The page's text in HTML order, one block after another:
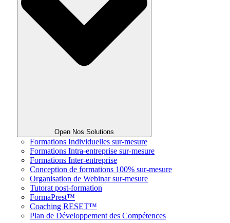
Open Nos Solutions
Formations Individuelles sur-mesure
Formations Intra-entreprise sur-mesure
Formations Inter-entreprise
Conception de formations 100% sur-mesure
Organisation de Webinar sur-mesure
Tutorat post-formation
FormaPrest™
Coaching RESET™
Plan de Développement des Compétences